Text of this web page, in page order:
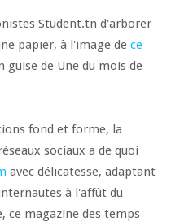
Student.tn d'arborer
papier, à l'image de ce
de Une du mois de
fond et forme, la
sociaux a de quoi
avec délicatesse, adaptant
à l'affût du
ce magazine des temps